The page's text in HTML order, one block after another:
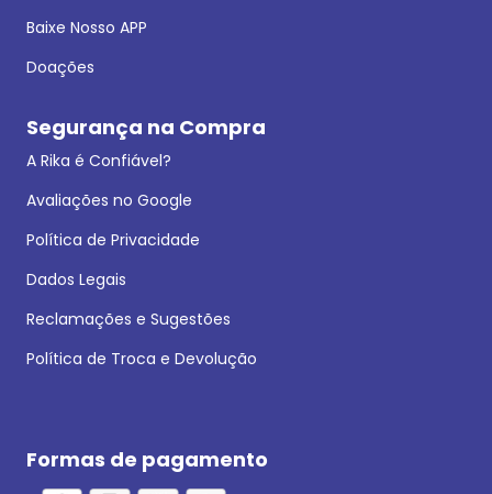
Baixe Nosso APP
Doações
Segurança na Compra
A Rika é Confiável?
Avaliações no Google
Política de Privacidade
Dados Legais
Reclamações e Sugestões
Política de Troca e Devolução
Formas de pagamento